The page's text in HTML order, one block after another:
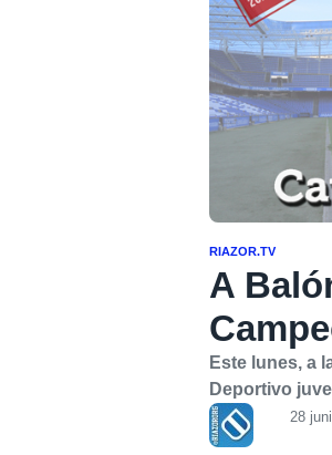
RIAZOR.TV
A
Este lunes, a
Deportivo
28